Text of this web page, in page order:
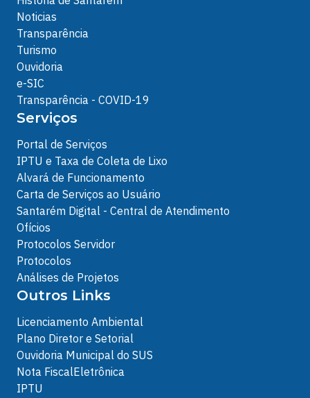
Noticias
Transparência
Turismo
Ouvidoria
e-SIC
Transparência - COVID-19
Serviços
Portal de Serviços
IPTU e Taxa de Coleta de Lixo
Alvará de Funcionamento
Carta de Serviços ao Usuário
Santarém Digital - Central de Atendimento
Ofícios
Protocolos Servidor
Protocolos
Análises de Projetos
Outros Links
Licenciamento Ambiental
Plano Diretor e Setorial
Ouvidoria Municipal do SUS
Nota FiscalEletrônica
IPTU